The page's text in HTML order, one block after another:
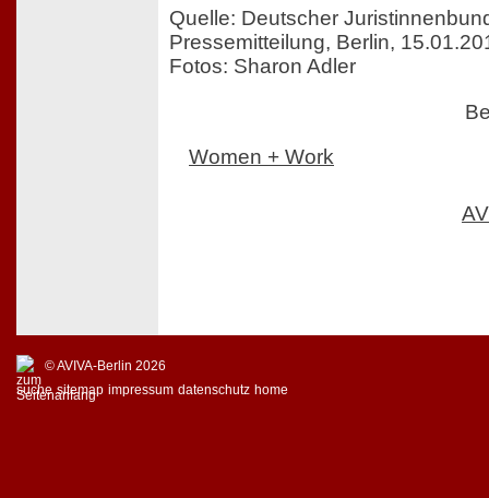
Quelle: Deutscher
Pressemitteilung, Berlin,
Fotos: Sharon Adler
Women + Work
© AVIVA-Berlin 2026
suche sitemap impressum datenschutz home